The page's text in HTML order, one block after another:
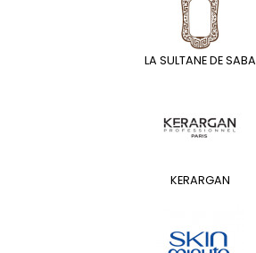
LA SULTANE DE SABA
KERARGAN